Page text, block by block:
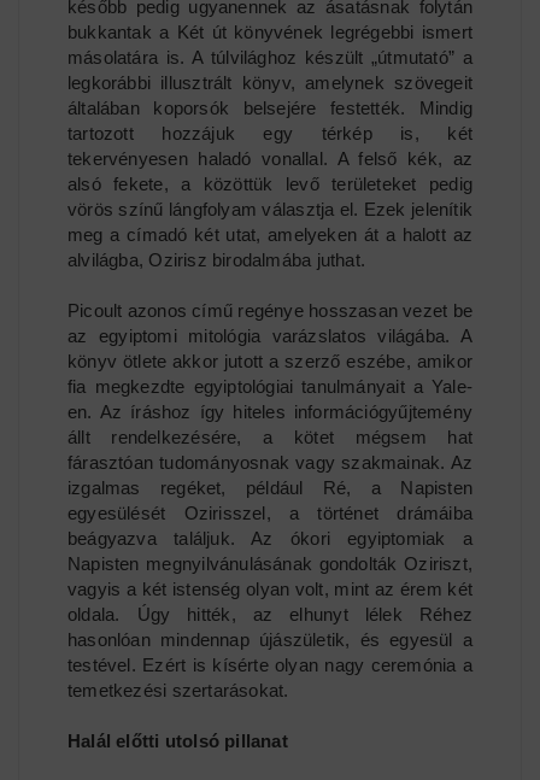
később pedig ugyanennek az ásatásnak folytán
bukkantak a Két út könyvének legrégebbi ismert
másolatára is. A túlvilághoz készült „útmutató” a
legkorábbi illusztrált könyv, amelynek szövegeit
általában koporsók belsejére festették. Mindig
tartozott hozzájuk egy térkép is, két
tekervényesen haladó vonallal. A felső kék, az
alsó fekete, a közöttük levő területeket pedig
vörös színű lángfolyam választja el. Ezek jelenítik
meg a címadó két utat, amelyeken át a halott az
alvilágba, Ozirisz birodalmába juthat.
Picoult azonos című regénye hosszasan vezet be
az egyiptomi mitológia varázslatos világába. A
könyv ötlete akkor jutott a szerző eszébe, amikor
fia megkezdte egyiptológiai tanulmányait a Yale-
en. Az íráshoz így hiteles információgyűjtemény
állt rendelkezésére, a kötet mégsem hat
fárasztóan tudományosnak vagy szakmainak. Az
izgalmas regéket, például Ré, a Napisten
egyesülését Ozirisszel, a történet drámáiba
beágyazva találjuk. Az ókori egyiptomiak a
Napisten megnyilvánulásának gondolták Oziriszt,
vagyis a két istenség olyan volt, mint az érem két
oldala. Úgy hitték, az elhunyt lélek Réhez
hasonlóan mindennap újászületik, és egyesül a
testével. Ezért is kísérte olyan nagy ceremónia a
temetkezési szertarásokat.
Halál előtti utolsó pillanat